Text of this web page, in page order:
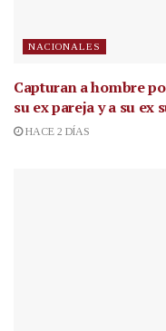
NACIONALES
Capturan a hombre
su ex pareja y a su ex
HACE 2 DÍAS